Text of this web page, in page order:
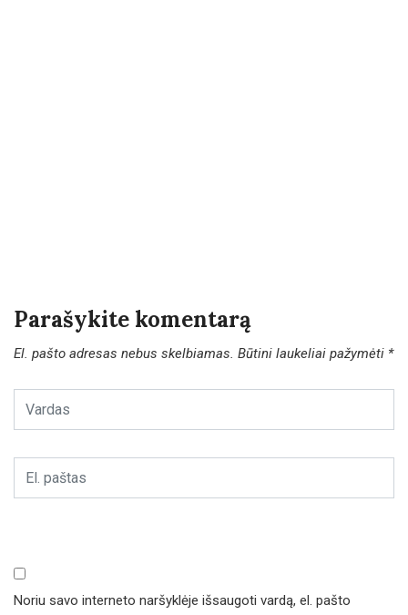
Parašykite komentarą
El. pašto adresas nebus skelbiamas. Būtini laukeliai pažymėti *
Noriu savo interneto naršyklėje išsaugoti vardą, el. pašto